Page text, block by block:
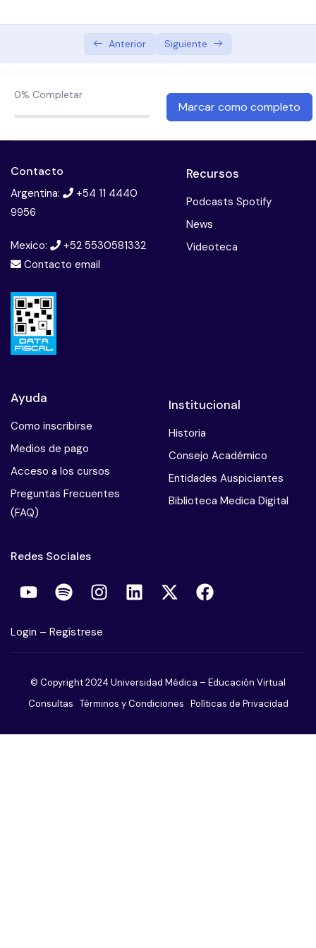
Consumo problematico de sustancias: Adiccion a
la cocaina
Esquizofrenia. diagnostico y tratamiento
Introduccion a la neuropsicologia
Licencias psiquiatricas
Mala praxis en psicoterapia
El paciente suicida
Psiconeuroendocrinologia
Parafilias
Sindrome de Burnout
Sme de estres postraumatico
Trastorno del control de los impulsos
Trastorno adictivo sin sustancias
Anterior Siguiente
0% Completar
Marcar como completo
Contacto
Argentina:
+54 11 4440
9956
Mexico:
+52 5530581332
Contacto email
Recursos
Podcasts Spotify
News
Videoteca
Ayuda
Como inscribirse
Medios de pago
Acceso a los cursos
Preguntas Frecuentes
(FAQ)
Institucional
Historia
Consejo Académico
Entidades Auspiciantes
Biblioteca Medica Digital
Redes Sociales
Login – Regístrese
© Copyright 2024 Universidad Médica – Educación Virtual
Consultas Términos y Condiciones Políticas de Privacidad